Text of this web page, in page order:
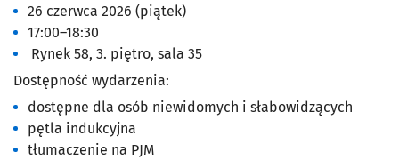
26 czerwca 2026 (piątek)
17:00–18:30
Rynek 58, 3. piętro, sala 35
Dostępność wydarzenia:
dostępne dla osób niewidomych i słabowidzących
pętla indukcyjna
tłumaczenie na PJM